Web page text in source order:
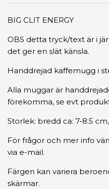
BIG CLIT ENERGY
OBS detta tryck/text är i
det ger en slät känsla.
Handdrejad kaffemugg i
Alla muggar är
förekomma, se evt
Storlek: bredd ca: 7-8.5
För frågor och mer info
via e-mail.
Färgen kan variera
skärmar.